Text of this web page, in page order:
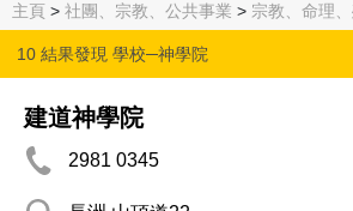
主頁 > 社團、宗教、公共事業 > 宗教、命理
10 結果發現 學校─神學院
建道神學院
2981 0345